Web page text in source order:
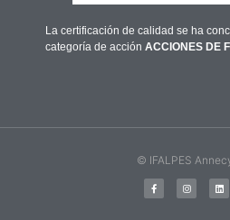
La certificación de calidad se ha
categoría de acción ACCIONES DE
© IFALPES